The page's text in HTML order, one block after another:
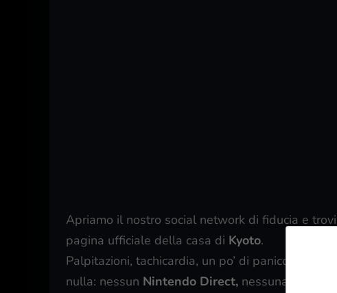
Apriamo il nostro social network di fiducia e
pagina ufficiale della casa di Kyoto.
Palpitazioni, tachicardia, un po’ di panico
nulla: nessun Nintendo Direct, nessuna